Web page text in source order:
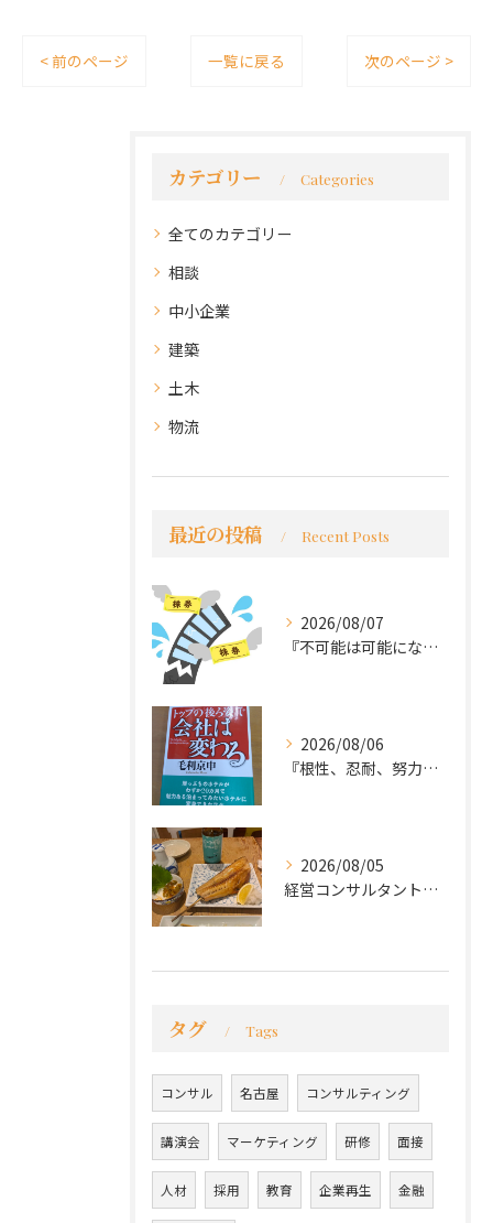
< 前のページ 一覧に戻る 次のページ >
カテゴリー Categories
全てのカテゴリー
相談
中小企業
建築
土木
物流
最近の投稿 Recent Posts
2026/08/07
『不可能は可能になる』
2026/08/06
『根性、忍耐、努力という言葉は死語なのか』
2026/08/05
経営コンサルタントのモーちゃん・毛利京申です。
タグ Tags
コンサル 名古屋 コンサルティング
講演会 マーケティング 研修 面接
人材 採用 教育 企業再生 金融